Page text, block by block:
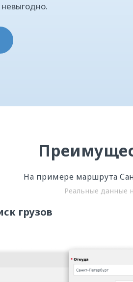
На примере маршрута
Реальные данные
грузов